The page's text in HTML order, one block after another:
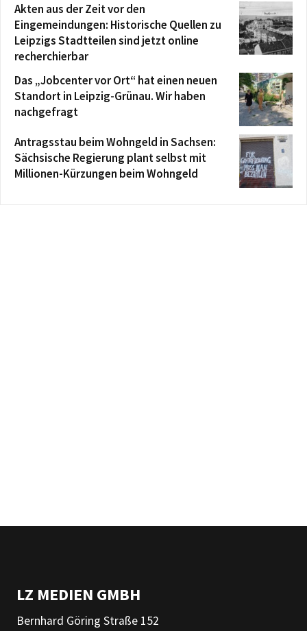
Akten aus der Zeit vor den
Eingemeindungen: Historische Quellen zu
Leipzigs Stadtteilen sind jetzt online
recherchierbar
Das „Jobcenter vor Ort“ hat einen neuen
Standort in Leipzig-Grünau. Wir haben
nachgefragt
Antragsstau beim Wohngeld in Sachsen:
Sächsische Regierung plant selbst mit
Millionen-Kürzungen beim Wohngeld
LZ MEDIEN GMBH
Bernhard Göring Straße 152